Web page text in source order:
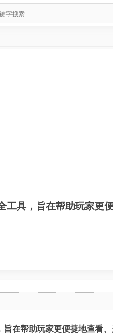
工具，旨在帮助玩家更
在帮助玩家更便捷地查看